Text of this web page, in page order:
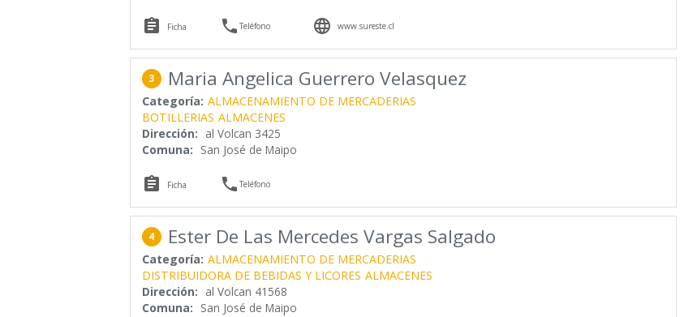
 Ficha Teléfono  www.sureste.cl
3 Maria Angelica Guerrero Velasquez
Categoría: ALMACENAMIENTO DE MERCADERIAS
BOTILLERIAS ALMACENES
Dirección: al Volcan 3425
Comuna: San José de Maipo
 Ficha Teléfono
4 Ester De Las Mercedes Vargas Salgado
Categoría: ALMACENAMIENTO DE MERCADERIAS
DISTRIBUIDORA DE BEBIDAS Y LICORES ALMACENES
Dirección: al Volcan 41568
Comuna: San José de Maipo